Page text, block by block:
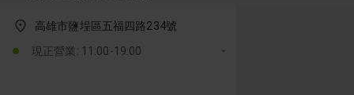
高雄市鹽埕區五福四路234號
現正營業: 11:00-19:00